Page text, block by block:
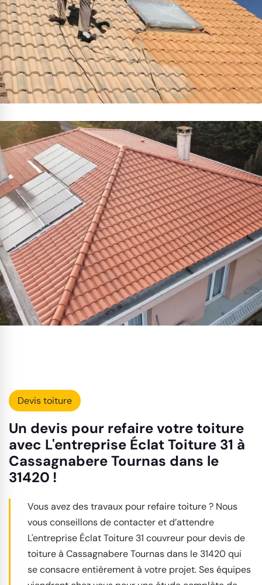
Devis toiture
Un devis pour refaire votre toiture
avec L'entreprise Éclat Toiture 31 à
Cassagnabere Tournas dans le
31420 !
Vous avez des travaux pour refaire toiture ? Nous
vous conseillons de contacter et d’attendre
L'entreprise Éclat Toiture 31 couvreur pour devis de
toiture à Cassagnabere Tournas dans le 31420 qui
se consacre entièrement à votre projet. Ses équipes